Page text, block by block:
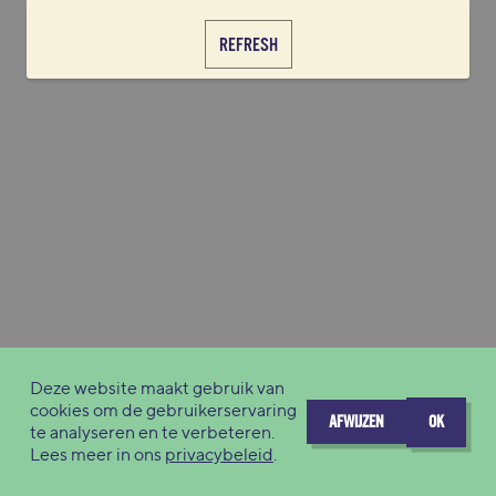
REFRESH
Deze website maakt gebruik van
cookies om de gebruikerservaring
te analyseren en te verbeteren.
Lees meer in ons privacybeleid.
AFWIJZEN OK